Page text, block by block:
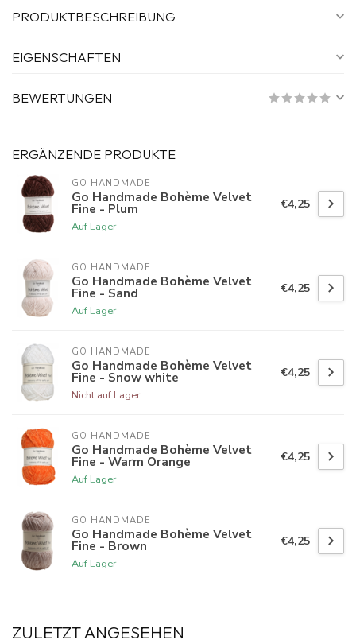
PRODUKTBESCHREIBUNG
EIGENSCHAFTEN
BEWERTUNGEN
ERGÄNZENDE PRODUKTE
GO HANDMADE
Go Handmade Bohème Velvet
Fine - Plum
Auf Lager
€4,25
GO HANDMADE
Go Handmade Bohème Velvet
Fine - Sand
Auf Lager
€4,25
GO HANDMADE
Go Handmade Bohème Velvet
Fine - Snow white
Nicht auf Lager
€4,25
GO HANDMADE
Go Handmade Bohème Velvet
Fine - Warm Orange
Auf Lager
€4,25
GO HANDMADE
Go Handmade Bohème Velvet
Fine - Brown
Auf Lager
€4,25
ZULETZT ANGESEHEN